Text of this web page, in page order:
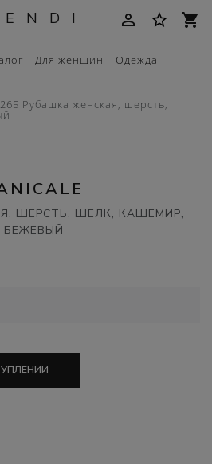
person_outline star_border shopping_cart
Для женщин
Одежда
265 Рубашка женская, шерсть,
ШЕРСТЬ, ШЕЛК, КАШЕМИР,
БЕЖЕВЫЙ